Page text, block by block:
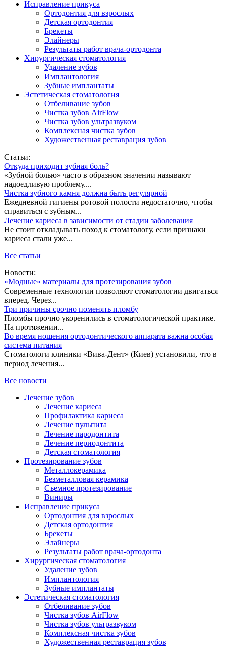
Исправление прикуса
Ортодонтия для взрослых
Детская ортодонтия
Брекеты
Элайнеры
Результаты работ врача-ортодонта
Хирургическая стоматология
Удаление зубов
Имплантология
Зубные имплантаты
Эстетическая стоматология
Отбеливание зубов
Чистка зубов AirFlow
Чистка зубов ультразвуком
Комплексная чистка зубов
Художественная реставрация зубов
Статьи:
Откуда приходит зубная боль?
«Зубной болью» часто в образном значении называют
надоедливую проблему....
Чистка зубного камня должна быть регулярной
Ежедневной гигиены ротовой полости недостаточно, чтобы
справиться с зубным...
Лечение кариеса в зависимости от стадии заболевания
Не стоит откладывать поход к стоматологу, если признаки
кариеса стали уже...
Все статьи
Новости:
«Модные» материалы для протезирования зубов
Современные технологии позволяют стоматологии двигаться
вперед. Через...
Три причины срочно поменять пломбу
Пломбы прочно укоренились в стоматологической практике.
На протяжении...
Во время ношения ортодонтического аппарата важна особая
система питания
Стоматологи клиники «Вива-Дент» (Киев) установили, что в
период лечения...
Все новости
Лечение зубов
Лечение кариеса
Профилактика кариеса
Лечение пульпита
Лечение пародонтита
Лечение периодонтита
Детская стоматология
Протезирование зубов
Металлокерамика
Безметалловая керамика
Съемное протезирование
Виниры
Исправление прикуса
Ортодонтия для взрослых
Детская ортодонтия
Брекеты
Элайнеры
Результаты работ врача-ортодонта
Хирургическая стоматология
Удаление зубов
Имплантология
Зубные имплантаты
Эстетическая стоматология
Отбеливание зубов
Чистка зубов AirFlow
Чистка зубов ультразвуком
Комплексная чистка зубов
Художественная реставрация зубов